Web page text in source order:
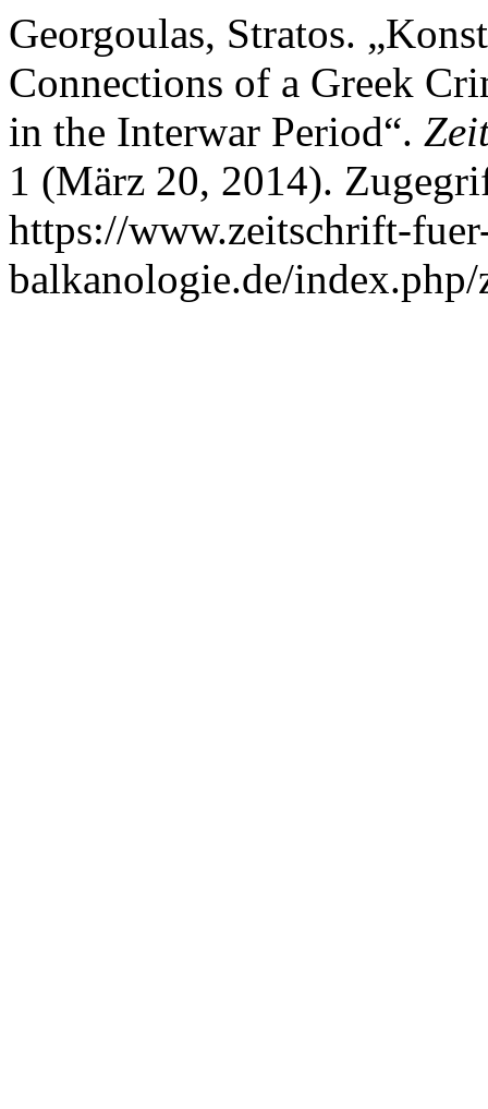
Georgoulas, Stratos.
Connections of a Greek
in the Interwar Period“.
1 (März 20, 2014).
https://www.zeitschrift-
balkanologie.de/